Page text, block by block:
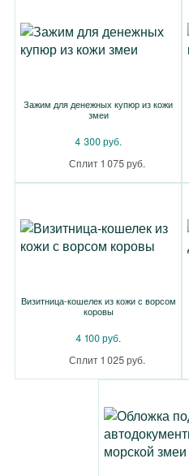
Зажим для денежных купюр из кожи
змеи
4 300 руб.
Сплит 1 075 руб.
Визитница-кошелек из кожи с ворсом
коровы
4 100 руб.
Сплит 1 025 руб.